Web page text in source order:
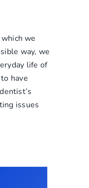
we
way, we
life of
have
issues